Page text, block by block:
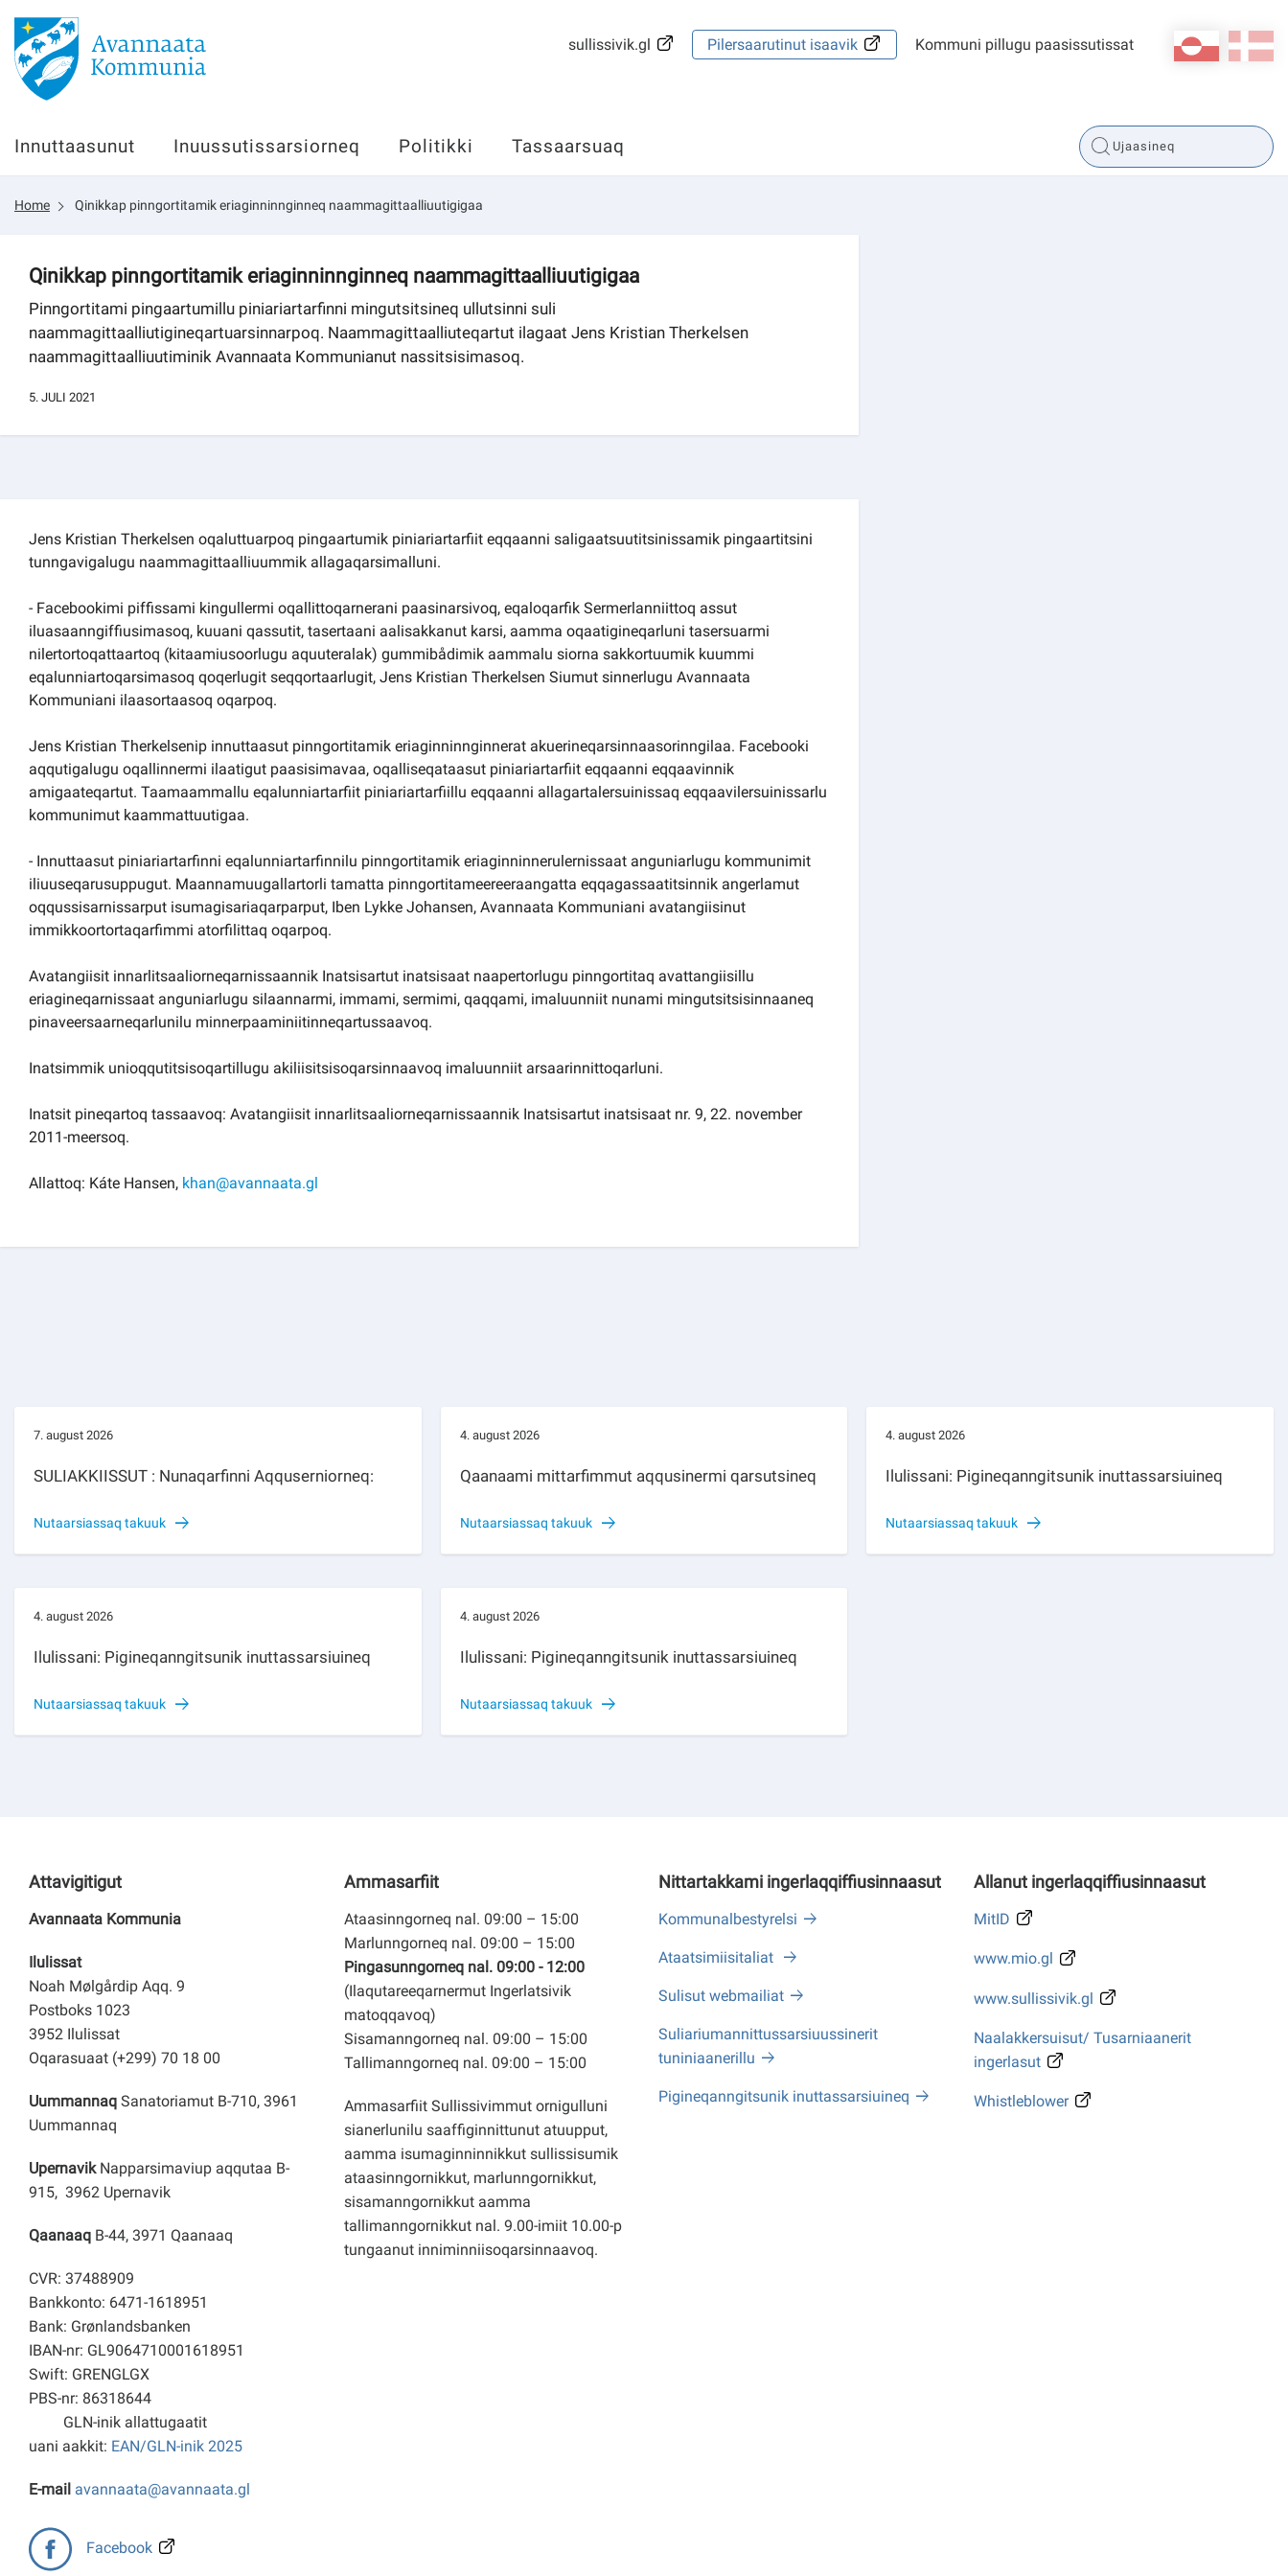
Innuttaasunut
Inuussutissarsiorneq
Politikki
Tassaarsuaq
sullissivik.gl
Pilersaarutinut isaavik
da
kl-GL
sullissivik.gl Pilersaarutinut isaavik Kommuni pillugu paasissutissat
Innuttaasunut Inuussutissarsiorneq Politikki Tassaarsuaq
Home Qinikkap pinngortitamik eriaginninnginneq naammagittaalliuutigigaa
Qinikkap pinngortitamik eriaginninnginneq naammagittaalliuutigigaa
Pinngortitami pingaartumillu piniariartarfinni mingutsitsineq ullutsinni suli
naammagittaalliutigineqartuarsinnarpoq. Naammagittaalliuteqartut ilagaat Jens Kristian Therkelsen
naammagittaalliuutiminik Avannaata Kommunianut nassitsisimasoq.
5. JULI 2021
Jens Kristian Therkelsen oqaluttuarpoq pingaartumik piniariartarfiit eqqaanni saligaatsuutitsinissamik pingaartitsini
tunngavigalugu naammagittaalliuummik allagaqarsimalluni.
- Facebookimi piffissami kingullermi oqallittoqarnerani paasinarsivoq, eqaloqarfik Sermerlanniittoq assut
iluasaanngiffiusimasoq, kuuani qassutit, tasertaani aalisakkanut karsi, aamma oqaatigineqarluni tasersuarmi
nilertortoqattaartoq (kitaamiusoorlugu aquuteralak) gummibådimik aammalu siorna sakkortuumik kuummi
eqalunniartoqarsimasoq qoqerlugit seqqortaarlugit, Jens Kristian Therkelsen Siumut sinnerlugu Avannaata
Kommuniani ilaasortaasoq oqarpoq.
Jens Kristian Therkelsenip innuttaasut pinngortitamik eriaginninnginnerat akuerineqarsinnaasorinngilaa. Facebooki
aqqutigalugu oqallinnermi ilaatigut paasisimavaa, oqalliseqataasut piniariartarfiit eqqaanni eqqaavinnik
amigaateqartut. Taamaammallu eqalunniartarfiit piniariartarfiillu eqqaanni allagartalersuinissaq eqqaavilersuinissarlu
kommunimut kaammattuutigaa.
- Innuttaasut piniariartarfinni eqalunniartarfinnilu pinngortitamik eriaginninnerulernissaat anguniarlugu kommunimit
iliuuseqarusuppugut. Maannamuugallartorli tamatta pinngortitameereeraangatta eqqagassaatitsinnik angerlamut
oqqussisarnissarput isumagisariaqarparput, Iben Lykke Johansen, Avannaata Kommuniani avatangiisinut
immikkoortortaqarfimmi atorfilittaq oqarpoq.
Avatangiisit innarlitsaaliorneqarnissaannik Inatsisartut inatsisaat naapertorlugu pinngortitaq avattangiisillu
eriagineqarnissaat anguniarlugu silaannarmi, immami, sermimi, qaqqami, imaluunniit nunami mingutsitsisinnaaneq
pinaveersaarneqarlunilu minnerpaaminiitinneqartussaavoq.
Inatsimmik unioqqutitsisoqartillugu akiliisitsisoqarsinnaavoq imaluunniit arsaarinnittoqarluni.
Inatsit pineqartoq tassaavoq: Avatangiisit innarlitsaaliorneqarnissaannik Inatsisartut inatsisaat nr. 9, 22. november
2011-meersoq.
Allattoq: Káte Hansen, khan@avannaata.gl
7. august 2026
SULIAKKIISSUT : Nunaqarfinni Aqquserniorneq:
Nutaarsiassaq takuuk
4. august 2026
Qaanaami mittarfimmut aqqusinermi qarsutsineq
Nutaarsiassaq takuuk
4. august 2026
Ilulissani: Pigineqanngitsunik inuttassarsiuineq
Nutaarsiassaq takuuk
4. august 2026
Ilulissani: Pigineqanngitsunik inuttassarsiuineq
Nutaarsiassaq takuuk
4. august 2026
Ilulissani: Pigineqanngitsunik inuttassarsiuineq
Nutaarsiassaq takuuk
Attavigitigut
Avannaata Kommunia
Ilulissat
Noah Mølgårdip Aqq. 9
Postboks 1023
3952 Ilulissat
Oqarasuaat (+299) 70 18 00
Uummannaq Sanatoriamut B-710, 3961
Uummannaq
Upernavik Napparsimaviup aqqutaa B-
915, 3962 Upernavik
Qaanaaq B-44, 3971 Qaanaaq
CVR: 37488909
Bankkonto: 6471-1618951
Bank: Grønlandsbanken
IBAN-nr: GL9064710001618951
Swift: GRENGLGX
PBS-nr: 86318644
GLN-inik allattugaatit
uani aakkit: EAN/GLN-inik 2025
E-mail avannaata@avannaata.gl
Facebook
Ammasarfiit
Ataasinngorneq nal. 09:00 – 15:00
Marlunngorneq nal. 09:00 – 15:00
Pingasunngorneq nal. 09:00 - 12:00
(Ilaqutareeqarnermut Ingerlatsivik
matoqqavoq)
Sisamanngorneq nal. 09:00 – 15:00
Tallimanngorneq nal. 09:00 – 15:00
Ammasarfiit Sullissivimmut ornigulluni
sianerlunilu saaffiginnittunut atuupput,
aamma isumaginninnikkut sullissisumik
ataasinngornikkut, marlunngornikkut,
sisamanngornikkut aamma
tallimanngornikkut nal. 9.00-imiit 10.00-p
tungaanut inniminniisoqarsinnaavoq.
Nittartakkami ingerlaqqiffiusinnaasut
Kommunalbestyrelsi
Ataatsimiisitaliat
Sulisut webmailiat
Suliariumannittussarsiuussinerit
tuniniaanerillu
Pigineqanngitsunik inuttassarsiuineq
Allanut ingerlaqqiffiusinnaasut
MitID
www.mio.gl
www.sullissivik.gl
Naalakkersuisut/ Tusarniaanerit
ingerlasut
Whistleblower